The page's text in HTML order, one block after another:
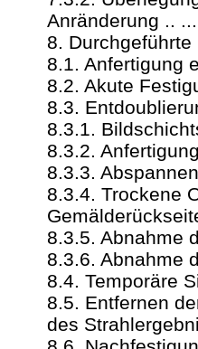
Anränderung ..
8.
8.1. Anfertigung
8.2. Akute
8.3.
8.3.1.
8.3.2.
8.3.3.
8.3.4. Trockene
8.3.5. Abnahme
8.3.6. Abnahme
8.4. Temporäre
8.5. Entfernen
des